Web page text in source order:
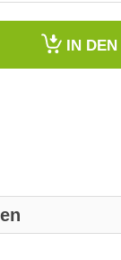
IN DEN